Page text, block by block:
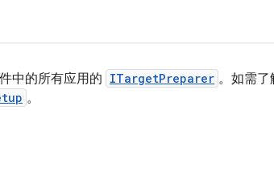
中的所有应用的 ITargetPreparer 。如需
。